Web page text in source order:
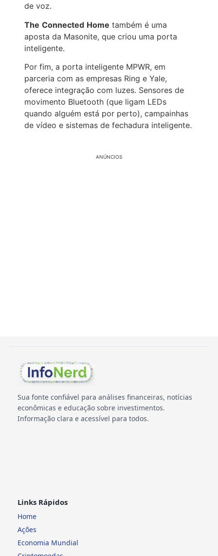
de voz.
The Connected Home também é uma
aposta da Masonite, que criou uma porta
inteligente.
Por fim, a porta inteligente MPWR, em
parceria com as empresas Ring e Yale,
oferece integração com luzes. Sensores de
movimento Bluetooth (que ligam LEDs
quando alguém está por perto), campainhas
de vídeo e sistemas de fechadura inteligente.
ANÚNCIOS
Sua fonte confiável para análises financeiras, notícias
econômicas e educação sobre investimentos.
Informação clara e acessível para todos.
Links Rápidos
Home
Ações
Economia Mundial